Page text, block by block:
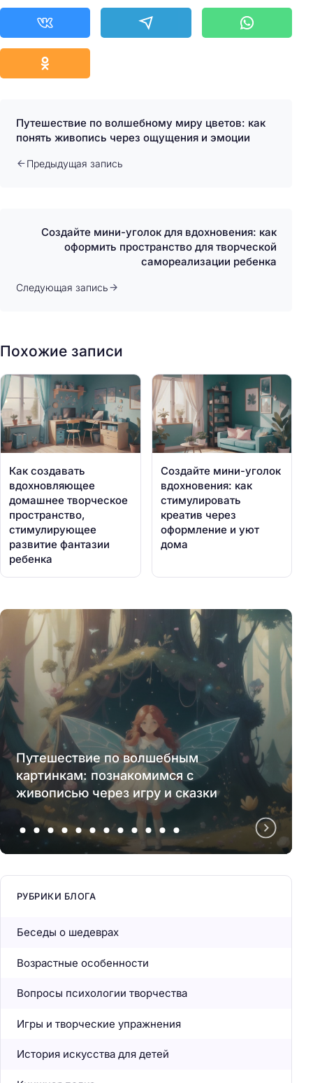
Путешествие по волшебному миру цветов: как
понять живопись через ощущения и эмоции
Предыдущая запись
Создайте мини-уголок для вдохновения: как
оформить пространство для творческой
самореализации ребенка
Следующая запись
Похожие записи
Как создавать
вдохновляющее
домашнее творческое
пространство,
стимулирующее
развитие фантазии
ребенка
Создайте мини-уголок
вдохновения: как
стимулировать
креатив через
оформление и уют
дома
Путешествие по волшебным
картинкам: познакомимся с
живописью через игру и сказки
РУБРИКИ БЛОГА
Беседы о шедеврах
Возрастные особенности
Вопросы психологии творчества
Игры и творческие упражнения
История искусства для детей